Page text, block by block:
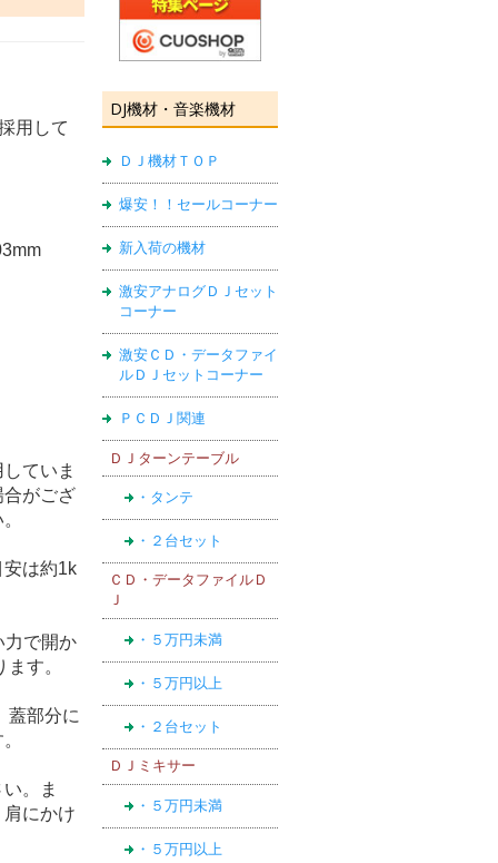
DJ機材・音楽機材
ＤＪ機材ＴＯＰ
爆安！！セールコーナー
新入荷の機材
激安アナログＤＪセット
コーナー
激安ＣＤ・データファイ
ルＤＪセットコーナー
ＰＣＤＪ関連
ＤＪターンテーブル
・タンテ
・２台セット
ＣＤ・データファイルＤ
Ｊ
・５万円未満
・５万円以上
・２台セット
ＤＪミキサー
・５万円未満
・５万円以上
用して
ていま
合がござ
は約1k
力で開か
す。
蓋部分に
。ま
にかけ